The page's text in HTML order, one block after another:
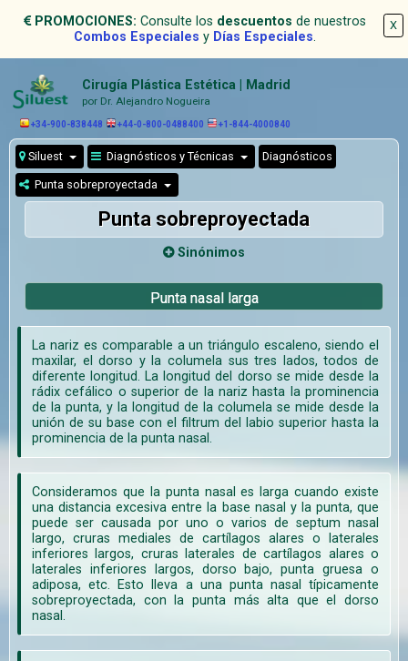
X
PROMOCIONES: Consulte los descuentos de nuestros
Combos Especiales y Días Especiales.
Cirugía Plástica Estética | Madrid
por Dr. Alejandro Nogueira
+34-900-838448 +44-0-800-0488400 +1-844-4000840
Siluest Diagnósticos y Técnicas Diagnósticos
Punta sobreproyectada
Punta sobreproyectada
Sinónimos
Punta nasal larga
La nariz es comparable a un triángulo escaleno, siendo el
maxilar, el dorso y la columela sus tres lados, todos de
diferente longitud. La longitud del dorso se mide desde la
rádix cefálico o superior de la nariz hasta la prominencia
de la punta, y la longitud de la columela se mide desde la
unión de su base con el filtrum del labio superior hasta la
prominencia de la punta nasal.
Consideramos que la punta nasal es larga cuando existe
una distancia excesiva entre la base nasal y la punta, que
puede ser causada por uno o varios de septum nasal
largo, cruras mediales de cartílagos alares o laterales
inferiores largos, cruras laterales de cartílagos alares o
laterales inferiores largos, dorso bajo, punta gruesa o
adiposa, etc. Esto lleva a una punta nasal típicamente
sobreproyectada, con la punta más alta que el dorso
nasal.